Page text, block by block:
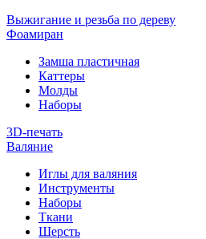
Выжигание и резьба по дереву
Фоамиран
Замша пластичная
Каттеры
Молды
Наборы
3D-печать
Валяние
Иглы для валяния
Инструменты
Наборы
Ткани
Шерсть